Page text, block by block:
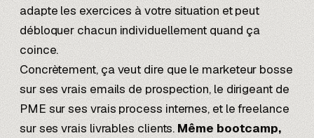
adapte les exercices à votre situation et peut
débloquer chacun individuellement quand ça
coince.
Concrètement, ça veut dire que le marketeur bosse
sur ses vrais emails de prospection, le dirigeant de
PME sur ses vrais process internes, et le freelance
sur ses vrais livrables clients. Même bootcamp,